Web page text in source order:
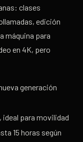
clases
edición
máquina para
en 4K, pero
generación
para movilidad
15 horas según